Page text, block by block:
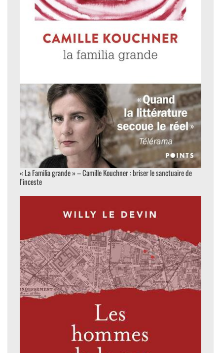
« La Familia grande » – Camille Kouchner : briser le sanctuaire de
l’inceste